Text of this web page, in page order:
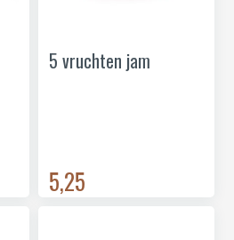
5 vruchten jam
5,25